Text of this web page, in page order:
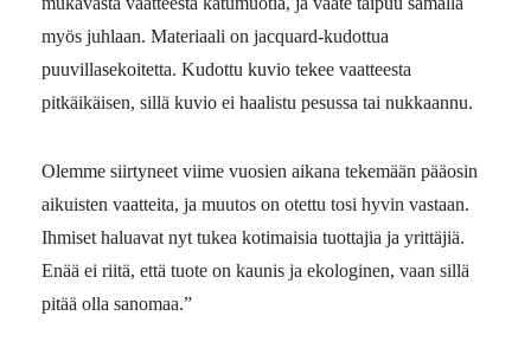
myös juhlaan. Materiaali on jacquard-kudottua
puuvillasekoitetta. Kudottu kuvio tekee vaatteesta
pitkäikäisen, sillä kuvio ei haalistu pesussa tai nukkaannu.
Olemme siirtyneet viime vuosien aikana tekemään pääosin
aikuisten vaatteita, ja muutos on otettu tosi hyvin vastaan.
Ihmiset haluavat nyt tukea kotimaisia tuottajia ja yrittäjiä.
Enää ei riitä, että tuote on kaunis ja ekologinen, vaan sillä
pitää olla sanomaa.”